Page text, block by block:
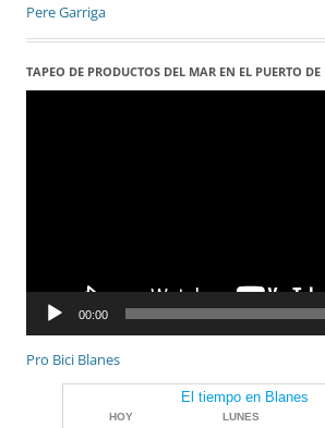
Pere Garriga
TAPEO DE PRODUCTOS DEL MAR EN EL PUERTO DE
Reproductor
00:00
Pro Bici Blanes